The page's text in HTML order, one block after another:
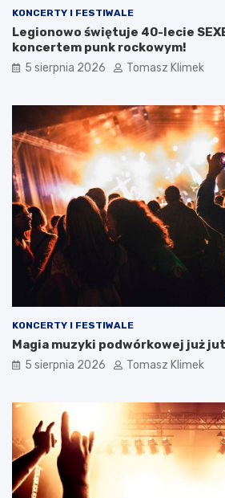
KONCERTY I FESTIWALE
Legionowo świętuje 40-lecie
koncertem punk rockowym!
5 sierpnia 2026 Tomasz Klimek
KONCERTY I FESTIWALE
Magia muzyki podwórkowej już
5 sierpnia 2026 Tomasz Klimek